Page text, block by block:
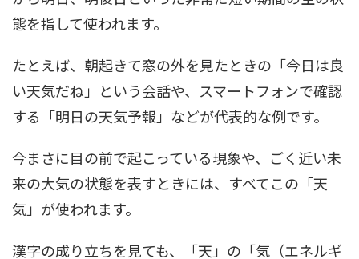
態を指して使われます。
たとえば、朝起きて窓の外を見たときの「今日は良
い天気だね」という会話や、スマートフォンで確認
する「明日の天気予報」などが代表的な例です。
今まさに目の前で起こっている現象や、ごく近い未
来の大気の状態を表すときには、すべてこの「天
気」が使われます。
漢字の成り立ちを見ても、「天」の「気（エネルギ